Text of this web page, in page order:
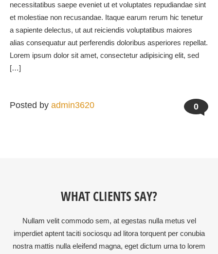
necessitatibus saepe eveniet ut et voluptates repudiandae sint
et molestiae non recusandae. Itaque earum rerum hic tenetur
a sapiente delectus, ut aut reiciendis voluptatibus maiores
alias consequatur aut perferendis doloribus asperiores repellat.
Lorem ipsum dolor sit amet, consectetur adipisicing elit, sed
[…]
Posted by admin3620 0
WHAT CLIENTS SAY?
Nullam velit commodo sem, at egestas nulla metus vel
imperdiet aptent taciti sociosqu ad litora torquent per conubia
nostra mattis nulla eleifend magna, eget dictum urna to lorem